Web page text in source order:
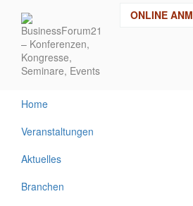
Inhalt
ONLINE
Home
Veranstaltungen
Aktuelles
Branchen